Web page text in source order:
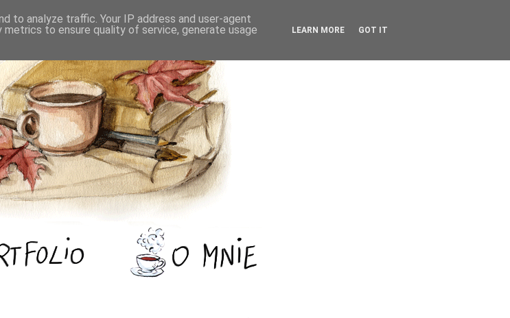
to analyze traffic. Your IP address and user-agent
to ensure quality of service, generate usage
LEARN MORE GOT IT